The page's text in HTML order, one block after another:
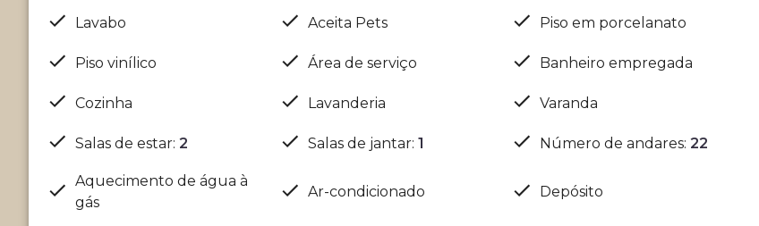
Lavabo Aceita Pets Piso em porcelanato
Piso vinílico Área de serviço Banheiro empregada
Cozinha Lavanderia Varanda
Salas de estar: 2 Salas de jantar: 1 Número de andares:22
Aquecimento de água à
gás
Ar-condicionado Depósito